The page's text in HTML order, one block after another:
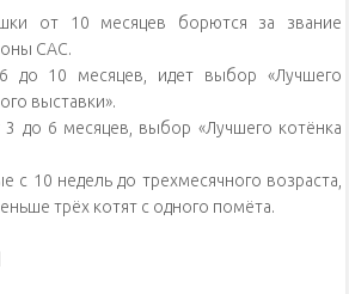
от 10 месяцев борются за звание
САС.
10 месяцев, идет выбор «Лучшего
выставки».
до 6 месяцев, выбор «Лучшего котёнка
10 недель до трехмесячного возраста,
трёх котят с одного помёта.